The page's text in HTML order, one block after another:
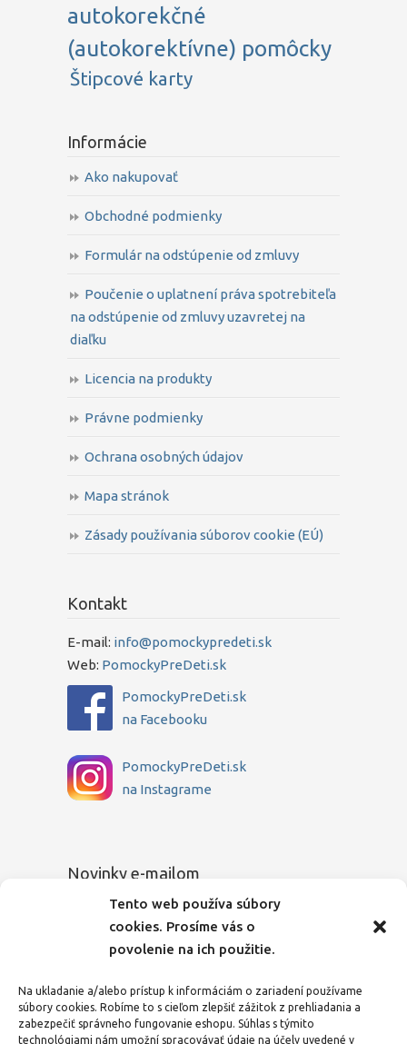
Tento web používa súbory
cookies. Prosíme vás o
povolenie na ich použitie.
Na ukladanie a/alebo prístup k informáciám o zariadení používame
súbory cookies. Robíme to s cieľom zlepšiť zážitok z prehliadania a
zabezpečiť správneho fungovanie eshopu. Súhlas s týmito
technológiami nám umožní spracovávať údaje na účely uvedené v
autokorekčné
(autokorektívne) pomôcky
Štipcové karty
Informácie
Ako nakupovať
Obchodné podmienky
Formulár na odstúpenie od zmluvy
Poučenie o uplatnení práva spotrebiteľa
na odstúpenie od zmluvy uzavretej na
diaľku
Licencia na produkty
Právne podmienky
Ochrana osobných údajov
Mapa stránok
Zásady používania súborov cookie (EÚ)
Kontakt
E-mail: info@pomockypredeti.sk
Web: PomockyPreDeti.sk
PomockyPreDeti.sk
na Facebooku
PomockyPreDeti.sk
na Instagrame
Novinky e-mailom
Chcete sa dozvedieť o novinkách medzi
prvými? Zadajte Vašu e-mailovú adresu a
my Vás budeme o všetkom pravidelne
E-mailová adresa